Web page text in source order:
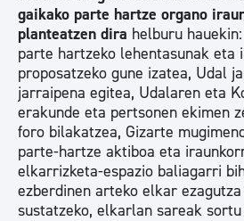
gaikako parte hartze organo
planteatzen dira helburu
parte hartzeko lehentasunak eta
proposatzeko gune izatea, Udal
jarraipena egitea, Udalaren eta
erakunde eta pertsonen ekimen
foro bilakatzea, Gizarte
parte-hartze aktiboa eta
elkarrizketa-espazio baliagarri
ezberdinen arteko elkar
sustatzeko, elkarlan sareak